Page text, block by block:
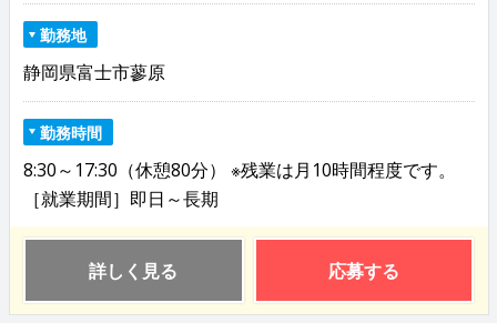
勤務地
静岡県富士市蓼原
勤務時間
8:30～17:30（休憩80分） ※残業は月10時間程度です。
［就業期間］即日～長期
詳しく見る 応募する